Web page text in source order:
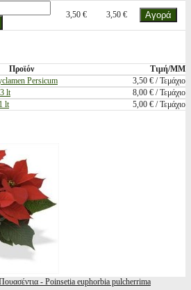
3,50 € 3,50 €
Προϊόν
Τιμή/ΜΜ
Persicum
3,50 € / Τεμάχιο
lt
8,00 € / Τεμάχιο
lt 5,00 € / Τεμάχιο
- Poinsetia euphorbia pulcherrima